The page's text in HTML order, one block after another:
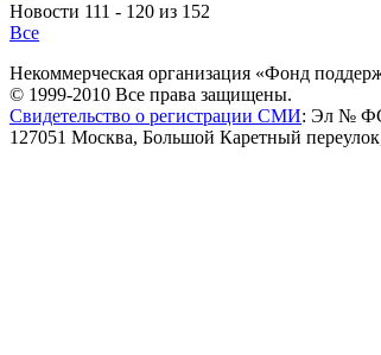
Новости 111 - 120 из 152
Все
Некоммерческая организация «Фонд
© 1999-2010 Все права защищены.
Свидетельство о регистрации СМИ: Эл №
127051 Москва, Большой Каретный